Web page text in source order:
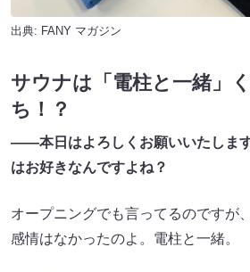
出典: FANY マガジン
サウナは「電柱と一緒」
ち！？
――本日はよろしくお願いいたしま
はお好きなんですよね？
オープニングでも言ってるのですが
感情はなかったのよ。電柱と一緒。